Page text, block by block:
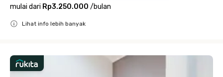
mulai dari Rp3.250.000 /bulan
Lihat info lebih banyak